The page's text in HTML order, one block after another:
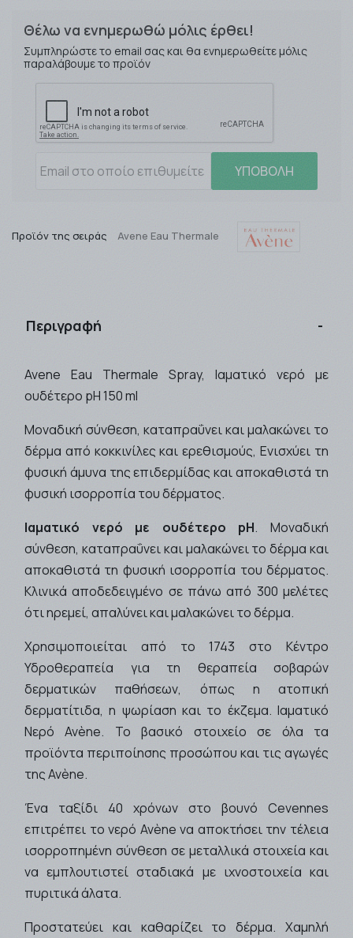
Θέλω να ενημερωθώ μόλις έρθει!
Συμπληρώστε το email σας και θα ενημερωθείτε μόλις
παραλάβουμε το προϊόν
ΥΠΟΒΟΛΗ
Προϊόν της σειράς Avene Eau Thermale
Περιγραφή
Avene Eau Thermale Spray, Ιαματικό νερό με
ουδέτερο pH 150 ml
Μοναδική σύνθεση, καταπραΰνει και μαλακώνει το
δέρμα από κοκκινίλες και ερεθισμούς, Ενισχύει τη
φυσική άμυνα της επιδερμίδας και αποκαθιστά τη
φυσική ισορροπία του δέρματος.
Ιαματικό νερό με ουδέτερο pH. Μοναδική
σύνθεση, καταπραΰνει και μαλακώνει το δέρμα και
αποκαθιστά τη φυσική ισορροπία του δέρματος.
Κλινικά αποδεδειγμένο σε πάνω από 300 μελέτες
ότι ηρεμεί, απαλύνει και μαλακώνει το δέρμα.
Χρησιμοποιείται από το 1743 στο Κέντρο
Υδροθεραπεία για τη θεραπεία σοβαρών
δερματικών παθήσεων, όπως η ατοπική
δερματίτιδα, η ψωρίαση και το έκζεμα. Ιαματικό
Νερό Avène. Το βασικό στοιχείο σε όλα τα
προϊόντα περιποίησης προσώπου και τις αγωγές
της Avène.
Ένα ταξίδι 40 χρόνων στο βουνό Cevennes
επιτρέπει το νερό Avène να αποκτήσει την τέλεια
ισορροπημένη σύνθεση σε μεταλλικά στοιχεία και
να εμπλουτιστεί σταδιακά με ιχνοστοιχεία και
πυριτικά άλατα.
Προστατεύει και καθαρίζει το δέρμα. Χαμηλή